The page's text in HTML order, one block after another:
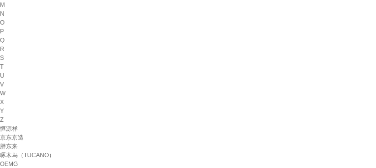
M
N
O
P
Q
R
S
T
U
V
W
X
Y
Z
恒源祥
京东京造
胖东来
啄木鸟（TUCANO）
OEMG